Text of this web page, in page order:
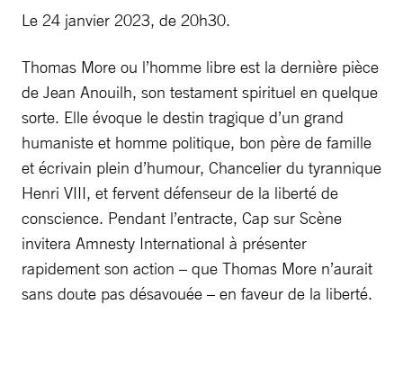
Le 24 janvier 2023, de 20h30.
Thomas More ou l’homme libre est la dernière pièce
de Jean Anouilh, son testament spirituel en quelque
sorte. Elle évoque le destin tragique d’un grand
humaniste et homme politique, bon père de famille
et écrivain plein d’humour, Chancelier du tyrannique
Henri VIII, et fervent défenseur de la liberté de
conscience. Pendant l’entracte, Cap sur Scène
invitera Amnesty International à présenter
rapidement son action – que Thomas More n’aurait
sans doute pas désavouée – en faveur de la liberté.